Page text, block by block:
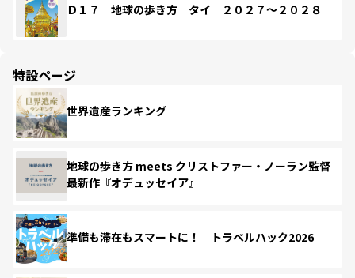
Ｄ１７ 地球の歩き方 タイ ２０２７～２０２８
特設ページ
世界遺産ランキング
地球の歩き方 meets クリストファー・ノーラン監督
最新作『オデュッセイア』
準備も滞在もスマートに！ トラベルハック2026